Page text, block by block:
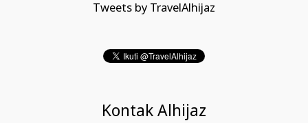
Tweets by TravelAlhijaz
Kontak Alhijaz